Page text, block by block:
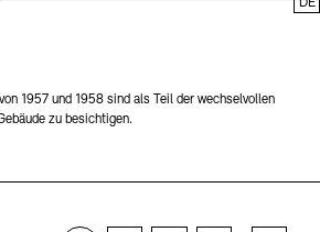
1957 und 1958 sind als Teil der wechselvollen
zu besichtigen.
DE